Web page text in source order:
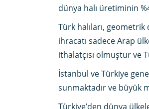
dünya halı üretiminin
Türk halıları,
ihracatı sadece Arap
ithalatçısı olmuştur ve
İstanbul ve Türkiye
sunmaktadır ve büyük
Türkiye’den dünya